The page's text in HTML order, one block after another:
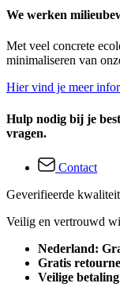
We werken
Met veel concrete
minimaliseren van
Hier vind je meer
Hulp nodig bij je
vragen.
Contact
Geverifieerde kwaliteit
Veilig en vertrouwd
Nederland:
Gratis
Veilige betaling